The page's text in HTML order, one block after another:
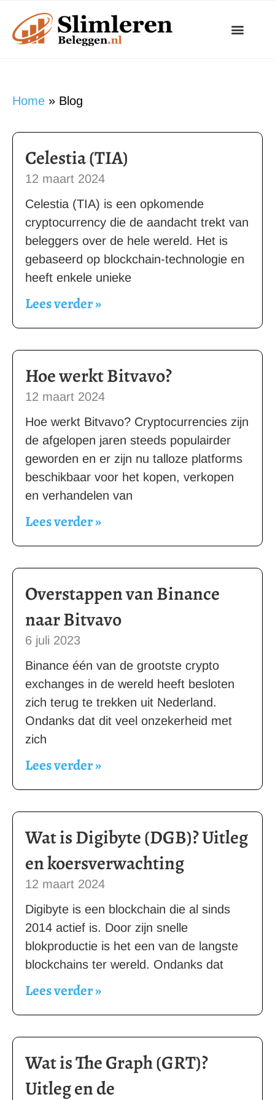
naar
Home » Blog
Celestia (TIA)
12 maart 2024
Celestia (TIA) is een opkomende
cryptocurrency die de aandacht trekt van
beleggers over de hele wereld. Het is
gebaseerd op blockchain-technologie en
heeft enkele unieke
Lees verder »
Hoe werkt Bitvavo?
12 maart 2024
Hoe werkt Bitvavo? Cryptocurrencies zijn
de afgelopen jaren steeds populairder
geworden en er zijn nu talloze platforms
beschikbaar voor het kopen, verkopen
en verhandelen van
Lees verder »
Overstappen van Binance
naar Bitvavo
6 juli 2023
Binance één van de grootste crypto
exchanges in de wereld heeft besloten
zich terug te trekken uit Nederland.
Ondanks dat dit veel onzekerheid met
zich
Lees verder »
Wat is Digibyte (DGB)? Uitleg
en koersverwachting
12 maart 2024
Digibyte is een blockchain die al sinds
2014 actief is. Door zijn snelle
blokproductie is het een van de langste
blockchains ter wereld. Ondanks dat
Lees verder »
Wat is The Graph (GRT)?
Uitleg en de
a
i
n
i
n
a
i
n
a
i
n
a
i
n
a